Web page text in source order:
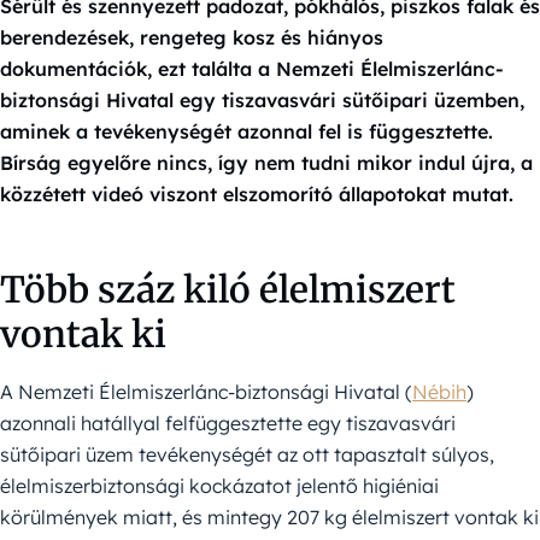
Sérült és szennyezett padozat, pókhálós, piszkos falak és
berendezések, rengeteg kosz és hiányos
dokumentációk, ezt találta a Nemzeti Élelmiszerlánc-
biztonsági Hivatal egy tiszavasvári sütőipari üzemben,
aminek a tevékenységét azonnal fel is függesztette.
Bírság egyelőre nincs, így nem tudni mikor indul újra, a
közzétett videó viszont elszomorító állapotokat mutat.
Több száz kiló élelmiszert
vontak ki
A Nemzeti Élelmiszerlánc-biztonsági Hivatal (Nébih)
azonnali hatállyal felfüggesztette egy tiszavasvári
sütőipari üzem tevékenységét az ott tapasztalt súlyos,
élelmiszerbiztonsági kockázatot jelentő higiéniai
körülmények miatt, és mintegy 207 kg élelmiszert vontak ki